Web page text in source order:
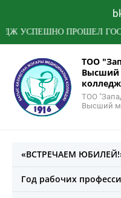
ПРОШЕЛ
ТОО
Высший
ТОО
Высший
«ВСТРЕЧАЕМ
Год рабочих